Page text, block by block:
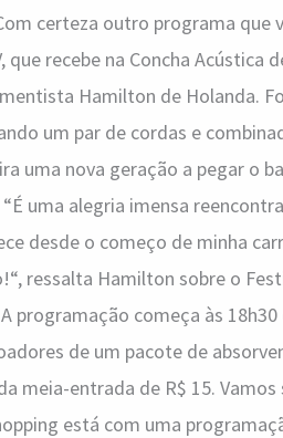
certeza outro programa
que recebe na Concha
Hamilton de Holanda.
um par de cordas e
uma nova geração a pegar o
uma alegria imensa
desde o começo de minha
ressalta Hamilton sobre o
programação começa às
de um pacote de
meia-entrada de R$ 15.
está com uma